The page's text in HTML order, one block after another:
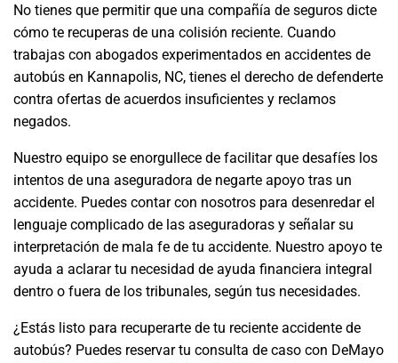
No tienes que permitir que una compañía de seguros dicte
cómo te recuperas de una colisión reciente. Cuando
trabajas con abogados experimentados en accidentes de
autobús en Kannapolis, NC, tienes el derecho de defenderte
contra ofertas de acuerdos insuficientes y reclamos
negados.
Nuestro equipo se enorgullece de facilitar que desafíes los
intentos de una aseguradora de negarte apoyo tras un
accidente. Puedes contar con nosotros para desenredar el
lenguaje complicado de las aseguradoras y señalar su
interpretación de mala fe de tu accidente. Nuestro apoyo te
ayuda a aclarar tu necesidad de ayuda financiera integral
dentro o fuera de los tribunales, según tus necesidades.
¿Estás listo para recuperarte de tu reciente accidente de
autobús? Puedes reservar tu consulta de caso con DeMayo